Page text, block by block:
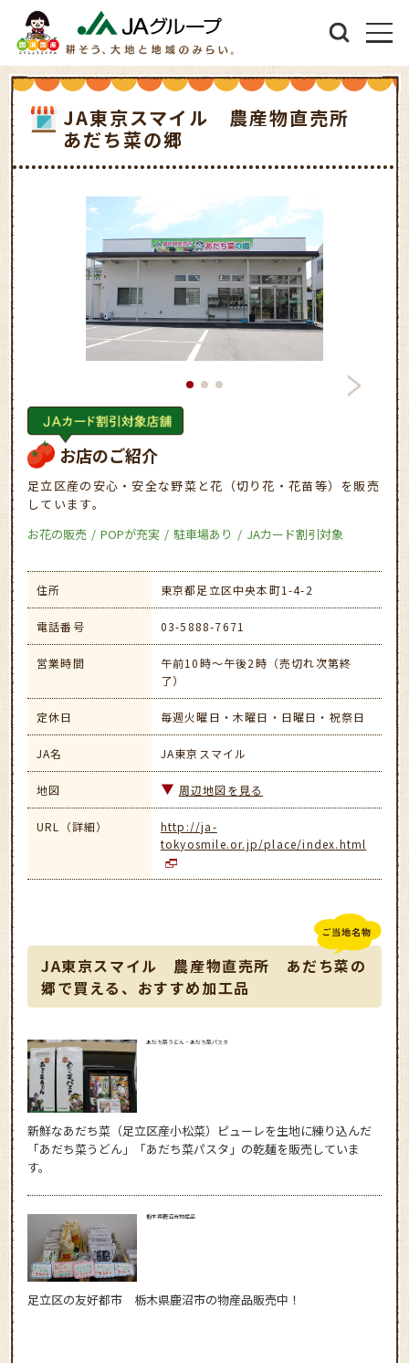
JA東京スマイル 農産物直売所
あだち菜の郷
お店のご紹介
足立区産の安心・安全な野菜と花（切り花・花苗等）を販売
しています。
お花の販売
POPが充実 駐車場あり JAカード割引対象
住所 東京都足立区中央本町1-4-2
電話番号 03-5888-7671
営業時間
午前10時～午後2時（売切れ次第終
了）
定休日 毎週火曜日・木曜日・日曜日・祝祭日
JA名 JA東京スマイル
地図 周辺地図を見る
URL（詳細）
http://ja-
tokyosmile.or.jp/place/index.html
JA東京スマイル 農産物直売所 あだち菜の
郷で買える、おすすめ加工品
あだち菜うどん・あだち菜パスタ
新鮮なあだち菜（足立区産小松菜）ピューレを生地に練り込んだ
「あだち菜うどん」「あだち菜パスタ」の乾麺を販売していま
す。
栃木県鹿沼市物産品
足立区の友好都市 栃木県鹿沼市の物産品販売中！